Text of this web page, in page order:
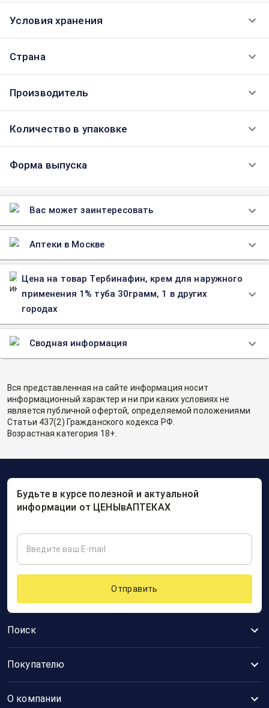
Условия хранения
Страна
Производитель
Количество в упаковке
Форма выпуска
Вас может заинтересовать
Аптеки в Москве
Цена на товар Тербинафин, крем для наружного
применения 1% туба 30грамм, 1 в других
городах
Сводная информация
Вся представленная на сайте информация носит
информационный характер и ни при каких условиях не
является публичной офертой, определяемой положениями
Статьи 437(2) Гражданского кодекса РФ.
Возрастная категория 18+.
Поиск
Покупателю
О компании
Будьте в курсе полезной и актуальной
информации от ЦЕНЫвАПТЕКАХ
Отправить